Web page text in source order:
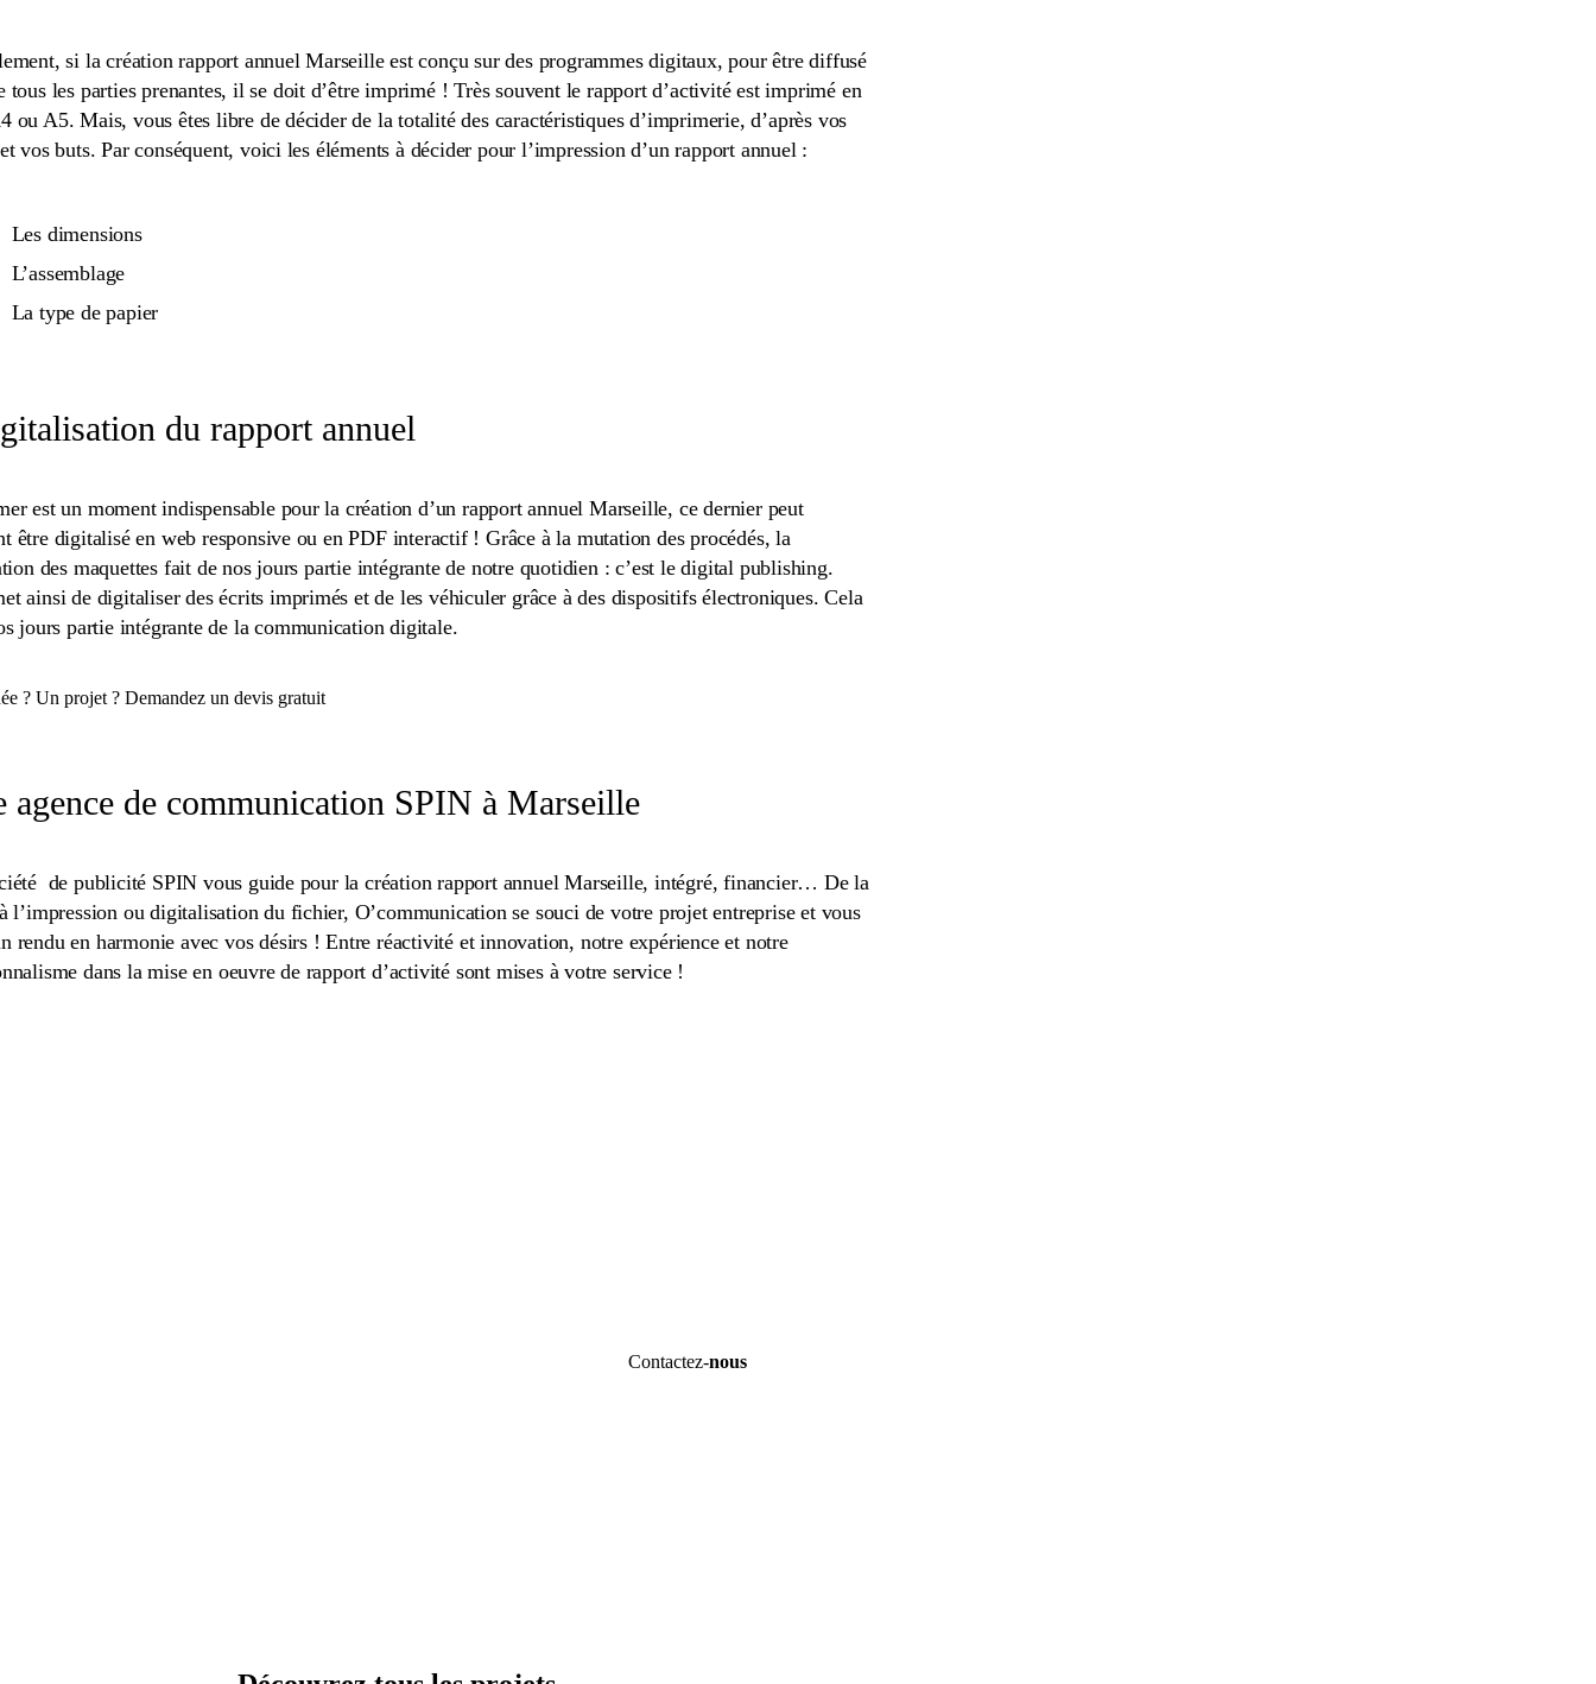
si la création rapport annuel Marseille est conçu sur des programmes digitaux, pour être diffusé
tous les parties prenantes, il se doit d’être imprimé ! Très souvent le rapport d’activité est imprimé en
ou A5. Mais, vous êtes libre de décider de la totalité des caractéristiques d’imprimerie, d’après vos
vos buts. Par conséquent, voici les éléments à décider pour l’impression d’un rapport annuel :
Les dimensions
L’assemblage
La type de papier
du rapport annuel
est un moment indispensable pour la création d’un rapport annuel Marseille, ce dernier peut
être digitalisé en web responsive ou en PDF interactif ! Grâce à la mutation des procédés, la
des maquettes fait de nos jours partie intégrante de notre quotidien : c’est le digital publishing.
ainsi de digitaliser des écrits imprimés et de les véhiculer grâce à des dispositifs électroniques. Cela
jours partie intégrante de la communication digitale.
? Un projet ? Demandez un devis gratuit
agence de communication SPIN à Marseille
de publicité SPIN vous guide pour la création rapport annuel Marseille, intégré, financier… De la
l’impression ou digitalisation du fichier, O’communication se souci de votre projet entreprise et vous
rendu en harmonie avec vos désirs ! Entre réactivité et innovation, notre expérience et notre
dans la mise en oeuvre de rapport d’activité sont mises à votre service !
Contactez-nous